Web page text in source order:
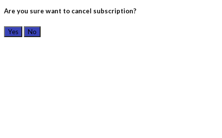
Are you sure want to cancel subscription?
Yes No